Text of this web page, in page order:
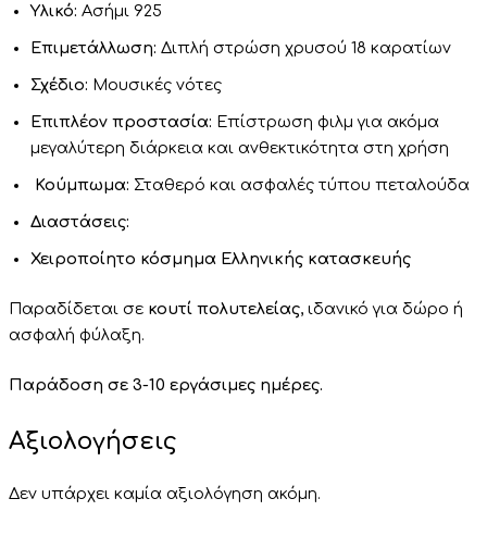
Υλικό: Ασήμι 925
Επιμετάλλωση: Διπλή στρώση χρυσού 18 καρατίων
Σχέδιο: Μουσικές νότες
Επιπλέον προστασία: Επίστρωση φιλμ για ακόμα
μεγαλύτερη διάρκεια και ανθεκτικότητα στη χρήση
Κούμπωμα: Σταθερό και ασφαλές τύπου πεταλούδα
Διαστάσεις:
Χειροποίητο κόσμημα Ελληνικής κατασκευής
Παραδίδεται σε κουτί πολυτελείας, ιδανικό για δώρο ή
ασφαλή φύλαξη.
Παράδοση σε 3-10 εργάσιμες ημέρες.
Αξιολογήσεις
Δεν υπάρχει καμία αξιολόγηση ακόμη.